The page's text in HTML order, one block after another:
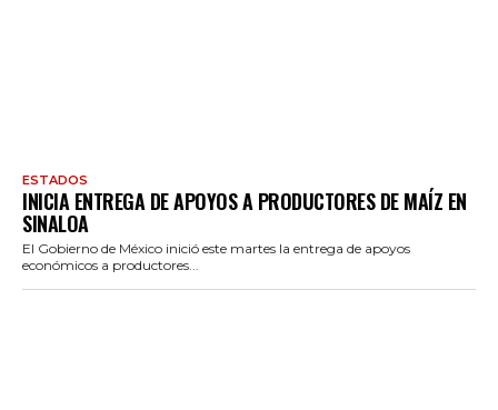
ESTADOS
INICIA ENTREGA DE APOYOS A PRODUCTORES DE MAÍZ EN
SINALOA
El Gobierno de México inició este martes la entrega de apoyos
económicos a productores...